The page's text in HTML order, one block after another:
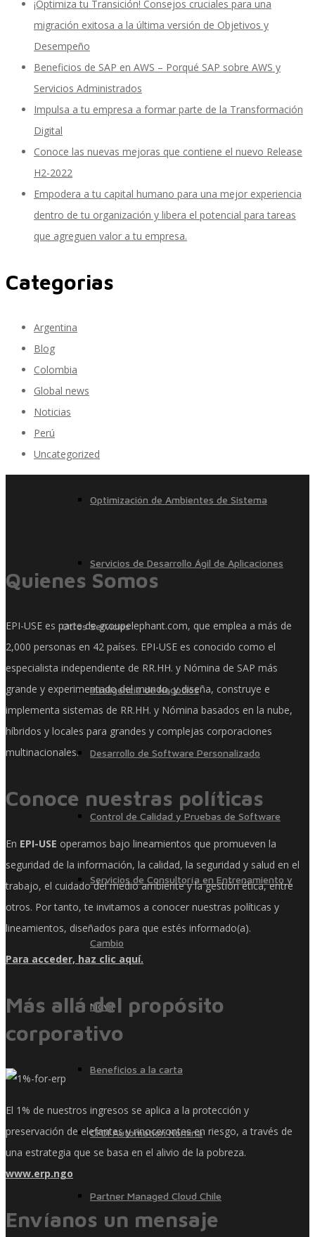
SAP Finanzas Mi Banca Solidaria
Optimización de Ambientes de Sistema
Servicios de Desarrollo Ágil de Aplicaciones
Otros Servicios
Inteligencia de Negocios
Desarrollo de Software Personalizado
Control de Calidad y Pruebas de Software
Servicios de Consultoría en Entrenamiento y
Cambio
Móvil
Beneficios a la carta
CFDI Automation Nómina
Partner Managed Cloud Chile
¡Optimiza tu Transición! Consejos cruciales para una
migración exitosa a la última versión de Objetivos y
Desempeño
Beneficios de SAP en AWS – Porqué SAP sobre AWS y
Servicios Administrados
Impulsa a tu empresa a formar parte de la Transformación
Digital
Conoce las nuevas mejoras que contiene el nuevo Release
H2-2022
Empodera a tu capital humano para una mejor experiencia
dentro de tu organización y libera el potencial para tareas
que agreguen valor a tu empresa.
Categorias
Argentina
Blog
Colombia
Global news
Noticias
Perú
Uncategorized
Quienes Somos
EPI-USE es parte de groupelephant.com, que emplea a más de
2,000 personas en 42 países. EPI-USE es conocido como el
especialista independiente de RR.HH. y Nómina de SAP más
grande y experimentado del mundo, y diseña, construye e
implementa sistemas de RR.HH. y Nómina basados ​​en la nube,
híbridos y locales para grandes y complejas corporaciones
multinacionales.
Conoce nuestras políticas
En EPI-USE operamos bajo lineamientos que promueven la
seguridad de la información, la calidad, la seguridad y salud en el
trabajo, el cuidado del medio ambiente y la gestión ética, entre
otros. Por tanto, te invitamos a conocer nuestras políticas y
lineamientos, diseñados para que estés informado(a).
Para acceder, haz clic aquí.
Más allá del propósito
corporativo
El 1% de nuestros ingresos se aplica a la protección y
preservación de elefantes y rinocerontes en riesgo, a través de
una estrategia que se basa en el alivio de la pobreza.
www.erp.ngo
Envíanos un mensaje